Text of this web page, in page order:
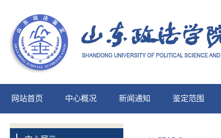
网站首页 中心概况 新闻通知 鉴定范围
中心展示